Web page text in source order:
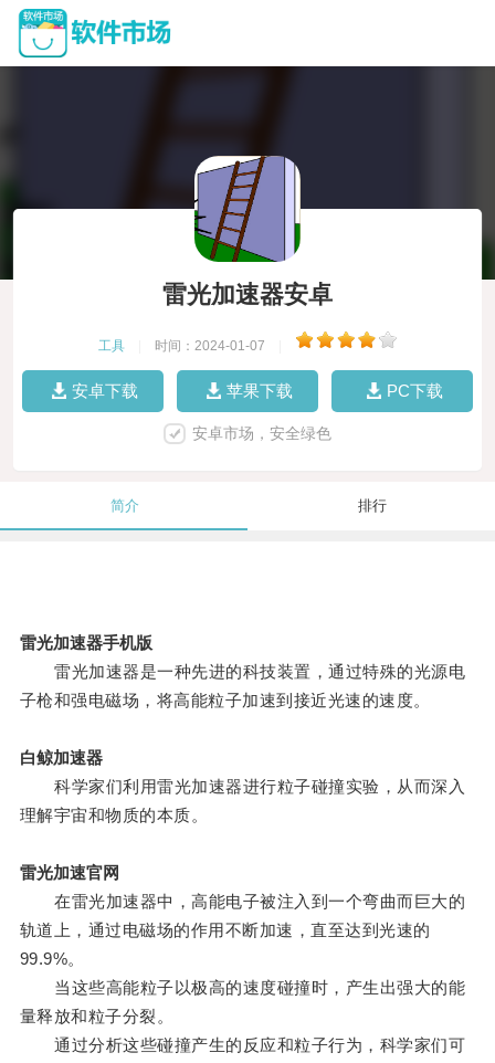
雷光加速器安卓
工具 时间：2024-01-07
安卓下载 苹果下载 PC下载
安卓市场，安全绿色
简介 排行
雷光加速器手机版
雷光加速器是一种先进的科技装置，通过特殊的光源电
子枪和强电磁场，将高能粒子加速到接近光速的速度。
白鲸加速器
科学家们利用雷光加速器进行粒子碰撞实验，从而深入
理解宇宙和物质的本质。
雷光加速官网
在雷光加速器中，高能电子被注入到一个弯曲而巨大的
轨道上，通过电磁场的作用不断加速，直至达到光速的
99.9%。
当这些高能粒子以极高的速度碰撞时，产生出强大的能
量释放和粒子分裂。
通过分析这些碰撞产生的反应和粒子行为，科学家们可